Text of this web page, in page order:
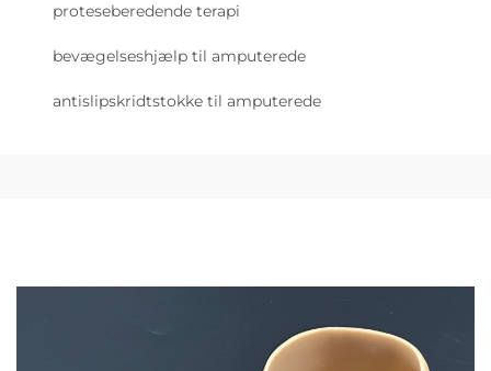
proteseberedende terapi
bevægelseshjælp til amputerede
antislipskridtstokke til amputerede